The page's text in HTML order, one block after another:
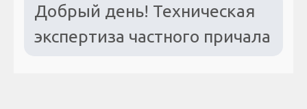
Добрый день! Техническая
экспертиза частного причала